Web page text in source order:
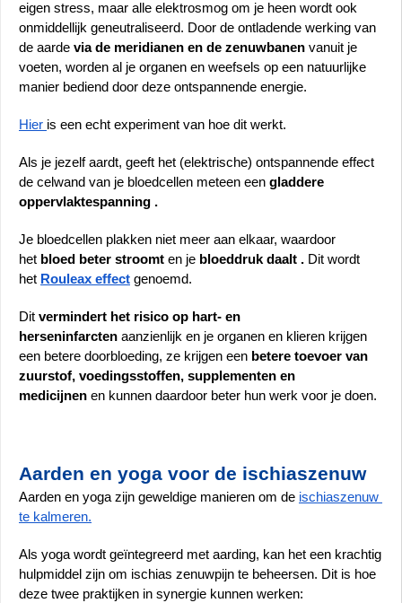
eigen stress, maar alle elektrosmog om je heen wordt ook
onmiddellijk geneutraliseerd. Door de ontladende werking van
de aarde via de meridianen en de zenuwbanen vanuit je
voeten, worden al je organen en weefsels op een natuurlijke
manier bediend door deze ontspannende energie.
Hier is een echt experiment van hoe dit werkt.
Als je jezelf aardt, geeft het (elektrische) ontspannende effect
de celwand van je bloedcellen meteen een gladdere
oppervlaktespanning .
Je bloedcellen plakken niet meer aan elkaar, waardoor
het bloed beter stroomt en je bloeddruk daalt . Dit wordt
het Rouleax effect genoemd.
Dit vermindert het risico op hart- en
herseninfarcten aanzienlijk en je organen en klieren krijgen
een betere doorbloeding, ze krijgen een betere toevoer van
zuurstof, voedingsstoffen, supplementen en
medicijnen en kunnen daardoor beter hun werk voor je doen.
Aarden en yoga voor de ischiaszenuw
Aarden en yoga zijn geweldige manieren om de ischiaszenuw
te kalmeren.
Als yoga wordt geïntegreerd met aarding, kan het een krachtig
hulpmiddel zijn om ischias zenuwpijn te beheersen. Dit is hoe
deze twee praktijken in synergie kunnen werken: